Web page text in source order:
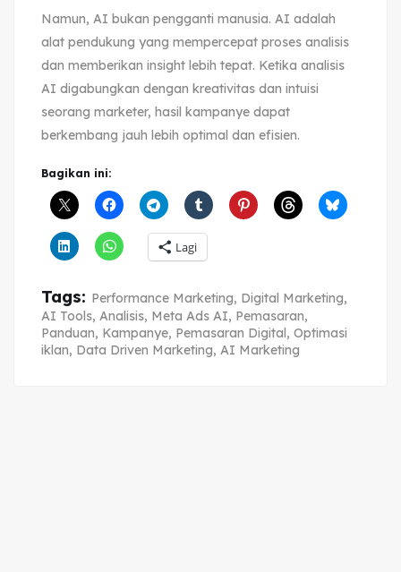
Namun, AI bukan pengganti manusia. AI adalah
alat pendukung yang mempercepat proses analisis
dan memberikan insight lebih tepat. Ketika analisis
AI digabungkan dengan kreativitas dan intuisi
seorang marketer, hasil kampanye dapat
berkembang jauh lebih optimal dan efisien.
Bagikan ini:
Lagi
Tags: Performance Marketing, Digital Marketing,
AI Tools, Analisis, Meta Ads AI, Pemasaran,
Panduan, Kampanye, Pemasaran Digital, Optimasi
iklan, Data Driven Marketing, AI Marketing